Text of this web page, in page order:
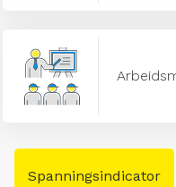
Spanningsindicator